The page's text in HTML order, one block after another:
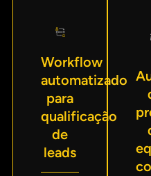
Workflow
automatizado
para
qualificação
de
leads